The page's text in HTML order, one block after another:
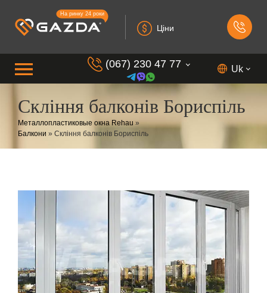
На ринку 24 роки
Ціни
(067) 230 47 77
(099) 230 73 37
(050) 230 7 337
(073) 230 7 337
Uk
Скління балконів Бориспіль
Металлопластиковые окна Rehau »
Балкони » Скління балконів Бориспіль